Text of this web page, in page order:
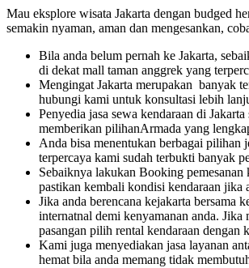
Mau eksplore wisata Jakarta dengan budged
semakin nyaman, aman dan mengesankan,
Bila anda belum pernah ke Jakarta,
di dekat mall taman anggrek yang
Mengingat Jakarta merupakan banyak
hubungi kami untuk konsultasi lebih
Penyedia jasa sewa kendaraan di
memberikan pilihanArmada yang
Anda bisa menentukan berbagai pilihan
terpercaya kami sudah terbukti banyak
Sebaiknya lakukan Booking pemesanan
pastikan kembali kondisi kendaraan jika
Jika anda berencana kejakarta bersama
internatnal demi kenyamanan anda.
pasangan pilih rental kendaraan dengan
Kami juga menyediakan jasa layanan
hemat bila anda memang tidak